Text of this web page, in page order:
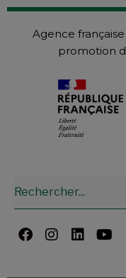
Agence
promotion